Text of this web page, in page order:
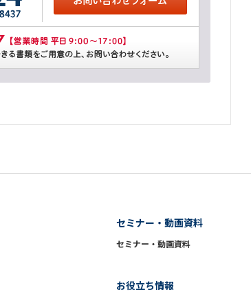
セミナー・動画資料
セミナー・動画資料
お役立ち情報